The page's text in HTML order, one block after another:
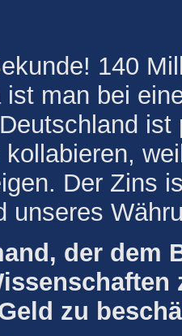
140
man bei
Der Zins
unseres
der dem
zu